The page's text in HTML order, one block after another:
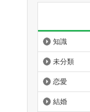
知識
未分類
恋愛
結婚